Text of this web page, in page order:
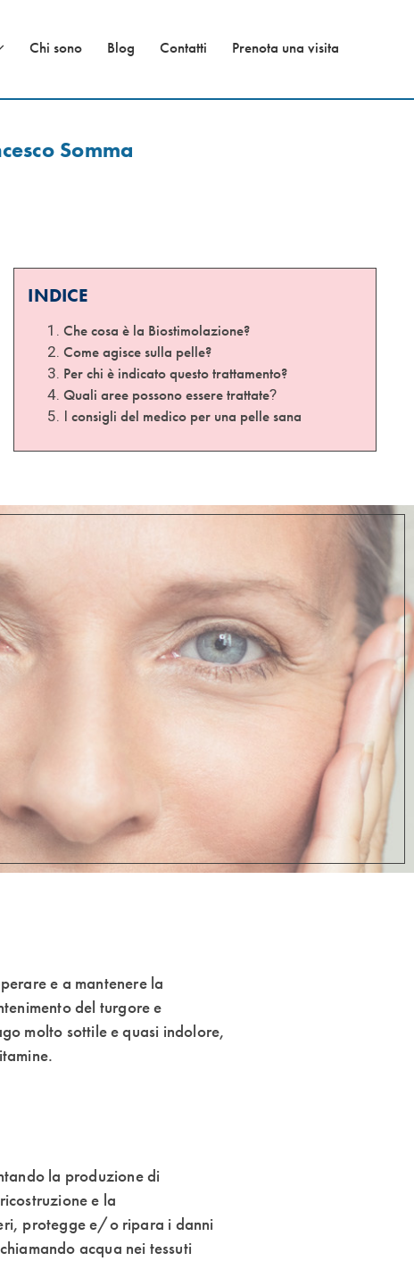
Chi sono Blog Contatti Prenota una visita
Somma
INDICE
Che cosa è la Biostimolazione?
Come agisce sulla pelle?
Per chi è indicato questo trattamento?
Quali aree possono essere trattate?
Iconsigli del medico per una pelle sana
e a mantenere la
del turgore e
molto sottile e quasi indolore,
la produzione di
e la
protegge e/o ripara i danni
acqua nei tessuti